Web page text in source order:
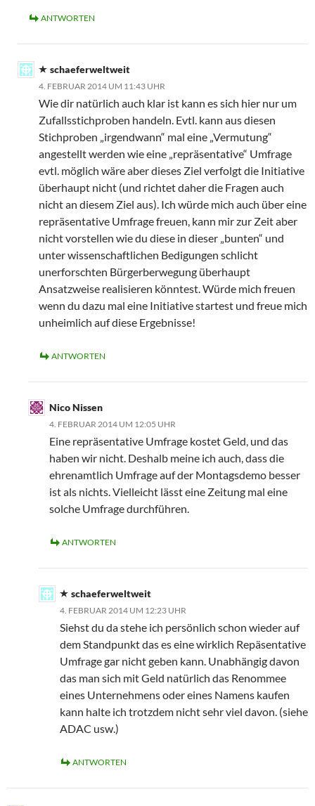
ANTWORTEN
schaeferweltweit
4. FEBRUAR 2014 UM 11:43 UHR
Wie dir natürlich auch klar ist kann es sich hier nur um
Zufallsstichproben handeln. Evtl. kann aus diesen
Stichproben „irgendwann“ mal eine „Vermutung“
angestellt werden wie eine „repräsentative“ Umfrage
evtl. möglich wäre aber dieses Ziel verfolgt die Initiative
überhaupt nicht (und richtet daher die Fragen auch
nicht an diesem Ziel aus). Ich würde mich auch über eine
repräsentative Umfrage freuen, kann mir zur Zeit aber
nicht vorstellen wie du diese in dieser „bunten“ und
unter wissenschaftlichen Bedigungen schlicht
unerforschten Bürgerberwegung überhaupt
Ansatzweise realisieren könntest. Würde mich freuen
wenn du dazu mal eine Initiative startest und freue mich
unheimlich auf diese Ergebnisse!
ANTWORTEN
Nico Nissen
4. FEBRUAR 2014 UM 12:05 UHR
Eine repräsentative Umfrage kostet Geld, und das
haben wir nicht. Deshalb meine ich auch, dass die
ehrenamtlich Umfrage auf der Montagsdemo besser
ist als nichts. Vielleicht lässt eine Zeitung mal eine
solche Umfrage durchführen.
ANTWORTEN
schaeferweltweit
4. FEBRUAR 2014 UM 12:23 UHR
Siehst du da stehe ich persönlich schon wieder auf
dem Standpunkt das es eine wirklich Repäsentative
Umfrage gar nicht geben kann. Unabhängig davon
das man sich mit Geld natürlich das Renommee
eines Unternehmens oder eines Namens kaufen
kann halte ich trotzdem nicht sehr viel davon. (siehe
ADAC usw.)
ANTWORTEN